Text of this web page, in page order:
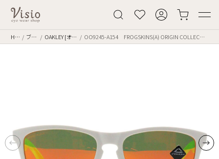
Home ブランド OAKLEY [オークリー] OO9245-A154 FROGSKINS(A) ORIGIN COLLECTION color.Matte White